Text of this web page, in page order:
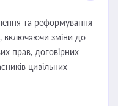
та реформування
включаючи зміни до
прав, договірних
цивільних